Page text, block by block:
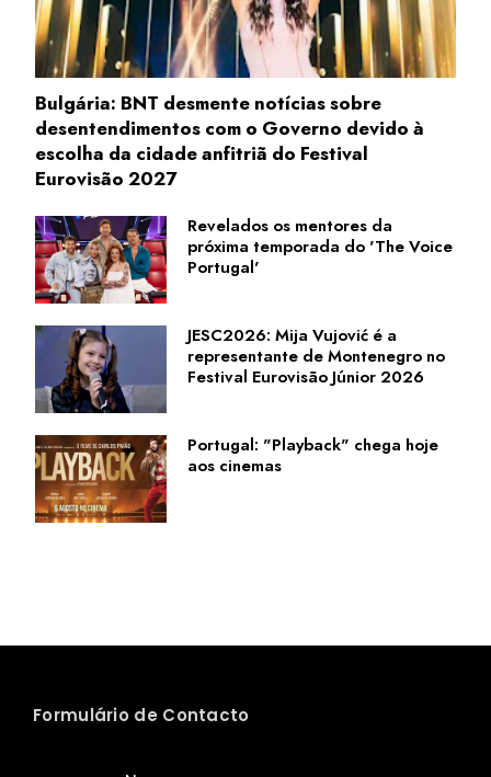
Bulgária: BNT desmente notícias sobre
desentendimentos com o Governo devido à
escolha da cidade anfitriã do Festival
Eurovisão 2027
Revelados os mentores da
próxima temporada do 'The Voice
Portugal'
JESC2026: Mija Vujović é a
representante de Montenegro no
Festival Eurovisão Júnior 2026
Portugal: "Playback" chega hoje
aos cinemas
Formulário de Contacto